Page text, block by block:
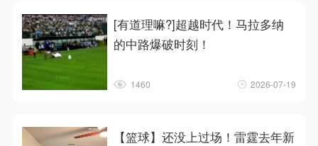
[有道理嘛?]超越时代！马拉多纳
的中路爆破时刻！
1460 2026-07-19
【篮球】还没上过场！雷霆去年新